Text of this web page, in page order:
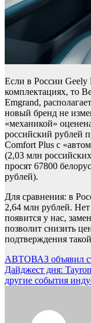
Если в России Geely
комплектациях, то
Emgrand,
новый бренд не
«механикой»
российский рублей
Comfort Plus с
(2,03 млн
просят 67800
рублей).
Для сравнения: в
2,64 млн рублей.
появится у нас,
позволит снизить
подтверждения
Навигация
по
АВТОВАЗ объявил
Дайджест дня:
другие события